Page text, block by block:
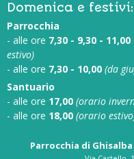
Domenica e festivi:
Parrocchia
- alle ore 7,30 - 9,30 - 11,00
estivo)
- alle ore 7,30 - 10,00 (da
Santuario
- alle ore 17,00 (orario
- alle ore 18,00 (orario
Parrocchia di